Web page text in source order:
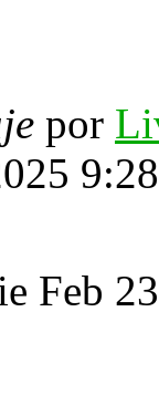
por
Feb